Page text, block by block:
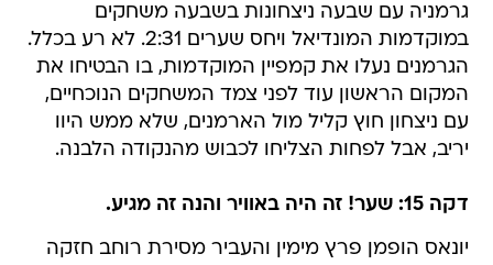
גרמניה עם שבעה ניצחונות בשבעה משחקים
במוקדמות המונדיאל ויחס שערים 2:31. לא רע בכלל.
הגרמנים נעלו את קמפיין המוקדמות, בו הבטיחו את
המקום הראשון עוד לפני צמד המשחקים הנוכחיים,
עם ניצחון חוץ קליל מול הארמנים, שלא ממש היוו
יריב, אבל לפחות הצליחו לכבוש מהנקודה הלבנה.
דקה 15: שער! זה היה באוויר והנה זה מגיע.
יונאס הופמן פרץ מימין והעביר מסירת רוחב חזקה